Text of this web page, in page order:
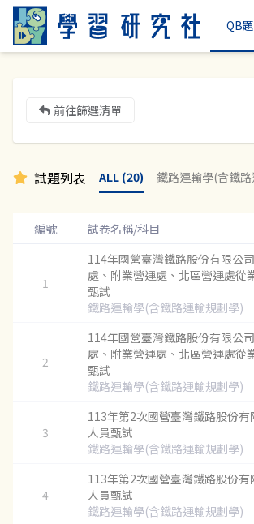
QB
前往篩選清單
試題列表 ALL (20) 鐵路運輸學(含鐵
編號 試卷名稱/科目
1
114年國營臺灣鐵路股份有限公
處、附業營運處、北區營運處從
甄試
鐵路運輸學(含鐵路運輸規劃學)
2
114年國營臺灣鐵路股份有限公
處、附業營運處、北區營運處從
甄試
鐵路運輸學(含鐵路運輸規劃學)
3
113年第2次國營臺灣鐵路股份有
人員甄試
鐵路運輸學(含鐵路運輸規劃學)
4
113年第2次國營臺灣鐵路股份有
人員甄試
鐵路運輸學(含鐵路運輸規劃學)